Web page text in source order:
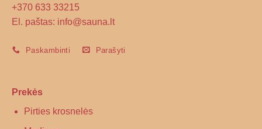
+370 633 33215
El. paštas: info@sauna.lt
Paskambinti Parašyti
Prekės
Pirties krosnelės